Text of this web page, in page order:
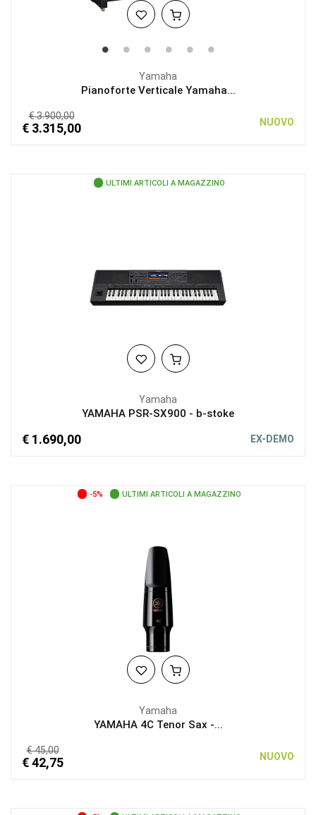
Yamaha
Pianoforte Verticale Yamaha...
€ 3.900,00
€ 3.315,00 NUOVO
ULTIMI ARTICOLI A MAGAZZINO
Yamaha
YAMAHA PSR-SX900 - b-stoke
€ 1.690,00 EX-DEMO
-5% ULTIMI ARTICOLI A MAGAZZINO
Yamaha
YAMAHA 4C Tenor Sax -...
€ 45,00
€ 42,75 NUOVO